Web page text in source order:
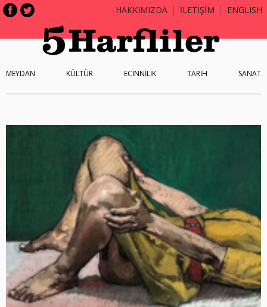
HAKKIMIZDA İLETİŞİM ENGLISH
MEYDAN KÜLTÜR ECİNNİLİK TARİH SANAT